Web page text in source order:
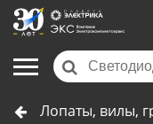
Лопаты, вилы,